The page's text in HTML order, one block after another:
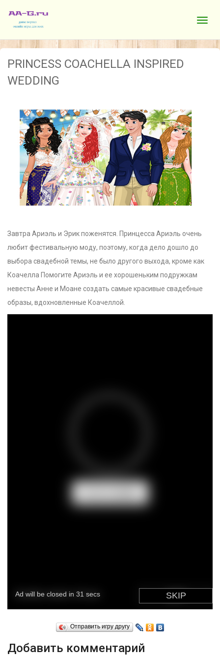
PRINCESS COACHELLA INSPIRED
WEDDING
Завтра Ариэль и Эрик поженятся. Принцесса Ариэль очень
любит фестивальную моду, поэтому, когда дело дошло до
выбора свадебной темы, не было другого выхода, кроме как
Коачелла Помогите Ариэль и ее хорошеньким подружкам
невесты Анне и Моане создать самые красивые свадебные
образы, вдохновленные Коачеллой.
Отправить игру другу
Добавить комментарий